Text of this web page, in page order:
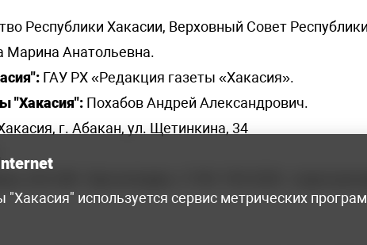
Республики Хакасии, Верховный Совет
Марина Анатольевна.
ГАУ РХ «Редакция газеты «Хакасия».
"Хакасия": Похабов Андрей Александрович.
г. Абакан, ул. Щетинкина, 34
"Хакасия" используется сервис метрических